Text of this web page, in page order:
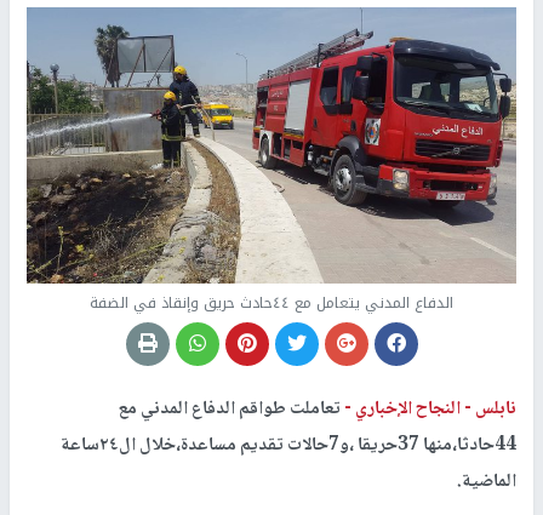
الدفاع المدني يتعامل مع ٤٤حادث حريق وإنقاذ في الضفة
نابلس -النجاح الإخباري -تعاملت طواقم الدفاع المدني مع
44حادثا،منها 37حريقا ،و7حالات تقديم مساعدة،خلال ال٢٤ساعة
الماضية.